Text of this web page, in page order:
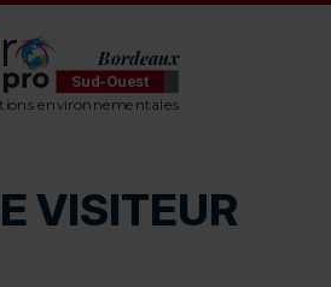
- Bordeaux
Bordeaux
Sud-Ouest
environnementales
VISITEUR